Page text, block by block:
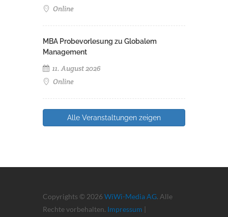
Online
MBA Probevorlesung zu Globalem
Management
11. August 2026
Online
Alle Veranstaltungen zeigen
Copyrights © 2026 WiWi-Media AG. Alle
Rechte vorbehalten. Impressum |